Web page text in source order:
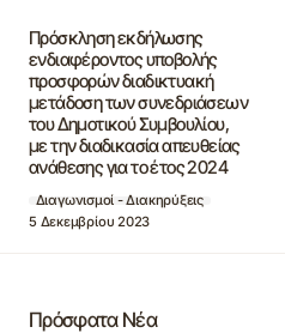
Πρόσκληση εκδήλωσης
ενδιαφέροντος υποβολής
προσφορών διαδικτυακή
μετάδοση των συνεδριάσεων
του Δημοτικού Συμβουλίου,
με την διαδικασία απευθείας
ανάθεσης για το έτος 2024
Διαγωνισμοί - Διακηρύξεις
5 Δεκεμβρίου 2023
Πρόσφατα Νέα